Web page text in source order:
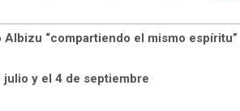
Albizu “compartiendo el mismo espíritu”
julio y el 4 de septiembre